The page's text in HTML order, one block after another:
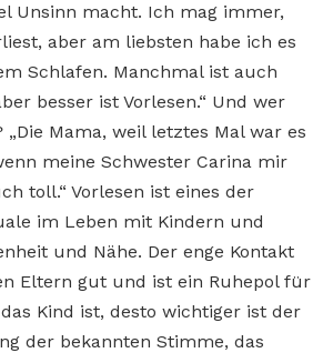
Unsinn macht. Ich mag immer,
aber am liebsten habe ich es
Schlafen. Manchmal ist auch
besser ist Vorlesen.“ Und wer
Mama, weil letztes Mal war es
meine Schwester Carina mir
toll.“ Vorlesen ist eines der
im Leben mit Kindern und
und Nähe. Der enge Kontakt
Eltern gut und ist ein Ruhepol für
Kind ist, desto wichtiger ist der
der bekannten Stimme, das